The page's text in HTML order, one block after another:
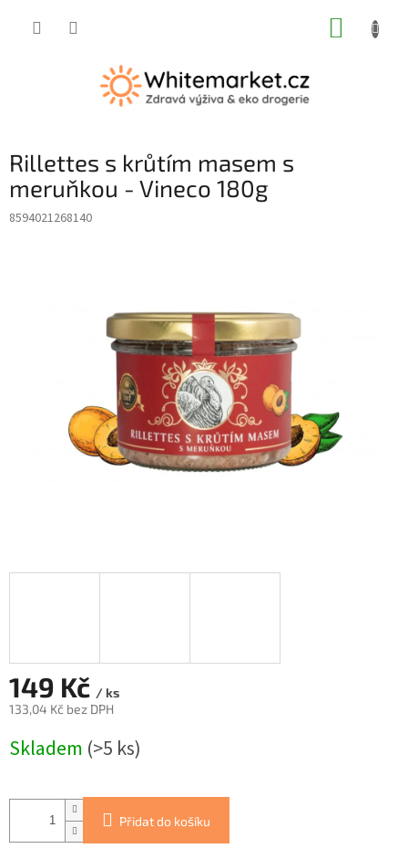
Rillettes s krůtím masem s
meruňkou - Vineco 180g
8594021268140
149 Kč / ks
133,04 Kč bez DPH
cena:
Skladem (>5 ks)
Přidat do košíku